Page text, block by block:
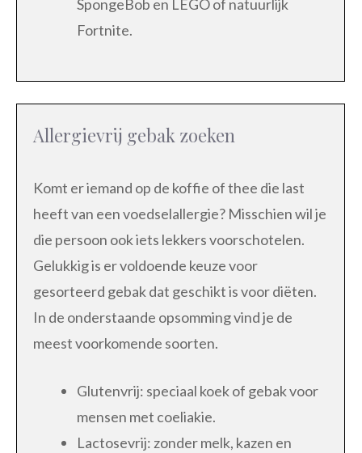
SpongeBob en LEGO of natuurlijk
Fortnite.
Allergievrij gebak zoeken
Komt er iemand op de koffie of thee die last
heeft van een voedselallergie? Misschien wil je
die persoon ook iets lekkers voorschotelen.
Gelukkig is er voldoende keuze voor
gesorteerd gebak dat geschikt is voor diëten.
In de onderstaande opsomming vind je de
meest voorkomende soorten.
Glutenvrij: speciaal koek of gebak voor
mensen met coeliakie.
Lactosevrij: zonder melk, kazen en